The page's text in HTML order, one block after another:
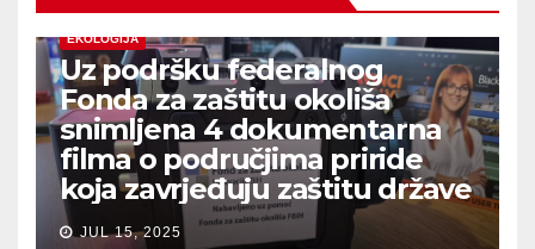
EKOLOGIJA
Uz podršku federalnog
Fonda za zaštitu okoliša
snimljena 4 dokumentarna
filma o područjima priride
koja zavrjeđuju zaštitu države
JUL 15, 2025